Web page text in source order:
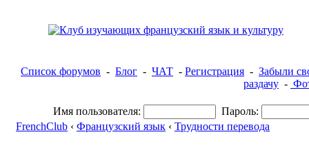
Список форумов - Блог - ЧАТ - Регистрация - Забыли
раздачу -
Имя пользователя:
Пароль:
FrenchClub ‹ Французский язык ‹ Трудности перевода